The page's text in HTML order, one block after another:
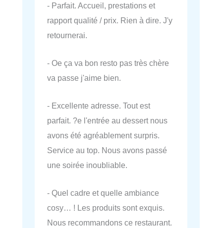
- Parfait. Accueil, prestations et
rapport qualité / prix. Rien à dire. J'y
retournerai.
- Oe ça va bon resto pas très chère
va passe j'aime bien.
- Excellente adresse. Tout est
parfait. ?e l'entrée au dessert nous
avons été agréablement surpris.
Service au top. Nous avons passé
une soirée inoubliable.
- Quel cadre et quelle ambiance
cosy… ! Les produits sont exquis.
Nous recommandons ce restaurant.